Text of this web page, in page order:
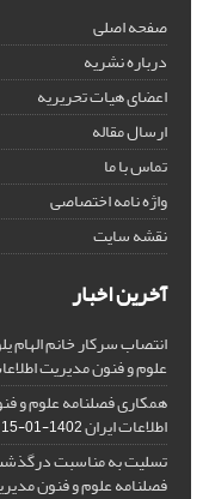
صفحه اصلی
درباره نشریه
اعضای هیات تحریریه
ارسال مقاله
تماس با ما
واژه نامه اختصاصی
نقشه سایت
آخرین اخبار
انتصاب سرکار خانم الهام
علوم و فنون مدیریت
همکاری فصلنامه علوم و
اطلاعات ایران1402-01-15
تسلیت به مناسبت
فصلنامه علوم و فنون